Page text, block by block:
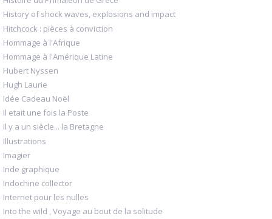
History of shock waves, explosions and impact
Hitchcock : pièces à conviction
Hommage à l'Afrique
Hommage à l'Amérique Latine
Hubert Nyssen
Hugh Laurie
Idée Cadeau Noël
Il etait une fois la Poste
Il y a un siècle... la Bretagne
Illustrations
Imagier
Inde graphique
Indochine collector
Internet pour les nulles
Into the wild , Voyage au bout de la solitude